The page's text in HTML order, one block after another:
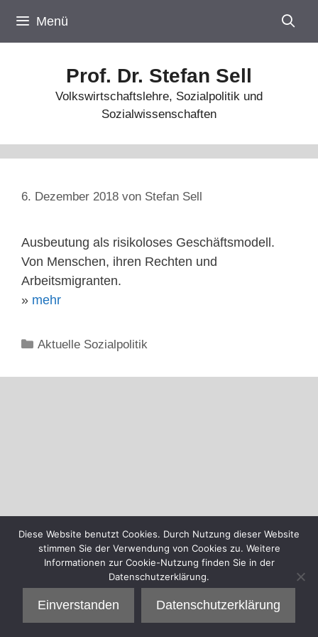
Inhalt
springen
Menü
Prof. Dr. Stefan Sell
Volkswirtschaftslehre, Sozialpolitik und
Sozialwissenschaften
6. Dezember 2018 von Stefan Sell
Ausbeutung als risikoloses Geschäftsmodell.
Von Menschen, ihren Rechten und
Arbeitsmigranten.
» mehr
Kategorien
Aktuelle Sozialpolitik
Diese Website benutzt Cookies. Durch Nutzung dieser Website
stimmen Sie der Verwendung von Cookies zu. Weitere
Informationen zur Cookie-Nutzung finden Sie in der
Datenschutzerklärung.
Einverstanden Datenschutzerklärung